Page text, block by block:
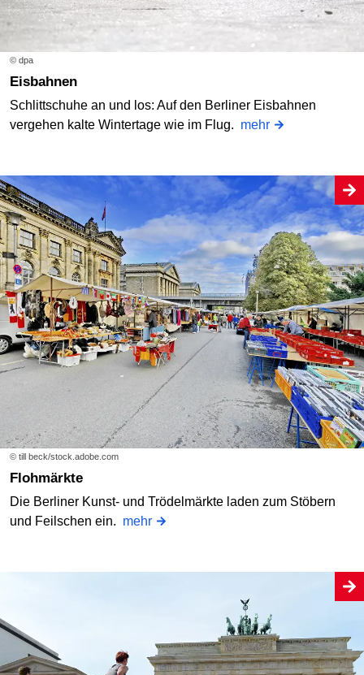
© dpa
Eisbahnen
Schlittschuhe an und los: Auf den Berliner Eisbahnen
vergehen kalte Wintertage wie im Flug. mehr
© till beck/stock.adobe.com
Flohmärkte
Die Berliner Kunst- und Trödelmärkte laden zum Stöbern
und Feilschen ein. mehr